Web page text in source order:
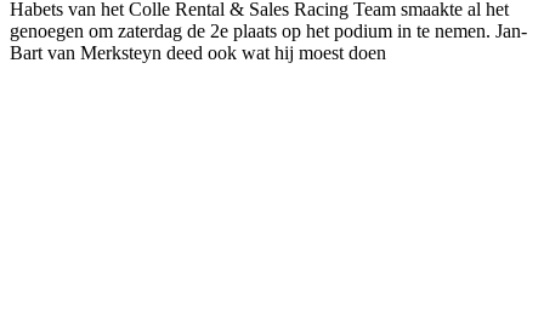
Habets van het Colle Rental & Sales Racing Team smaakte al het
genoegen om zaterdag de 2e plaats op het podium in te nemen. Jan-
Bart van Merksteyn deed ook wat hij moest doen